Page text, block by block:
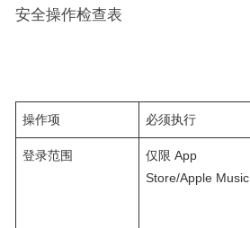
安全操作检查表​
操作项​ 必须执行​
登录范围​
仅限 App
Store/Apple Music​